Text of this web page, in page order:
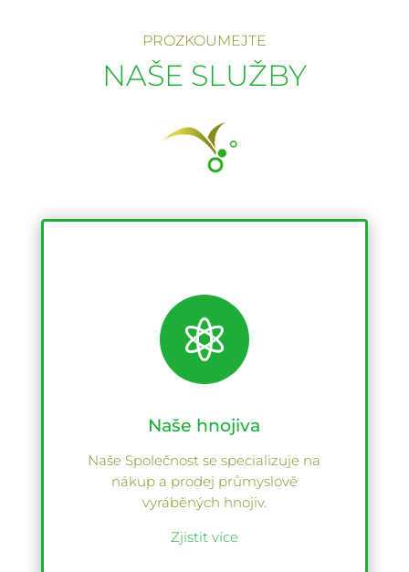
PROZKOUMEJTE
NAŠE SLUŽBY

Naše hnojiva
Naše Společnost se specializuje na
nákup a prodej průmyslově
vyráběných hnojiv.
Zjistit více